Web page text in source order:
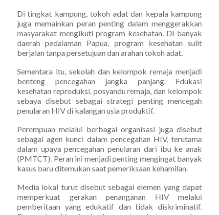
Di tingkat kampung, tokoh adat dan kepala kampung
juga memainkan peran penting dalam menggerakkan
masyarakat mengikuti program kesehatan. Di banyak
daerah pedalaman Papua, program kesehatan sulit
berjalan tanpa persetujuan dan arahan tokoh adat.
Sementara itu, sekolah dan kelompok remaja menjadi
benteng pencegahan jangka panjang. Edukasi
kesehatan reproduksi, posyandu remaja, dan kelompok
sebaya disebut sebagai strategi penting mencegah
penularan HIV di kalangan usia produktif.
Perempuan melalui berbagai organisasi juga disebut
sebagai agen kunci dalam pencegahan HIV, terutama
dalam upaya pencegahan penularan dari ibu ke anak
(PMTCT). Peran ini menjadi penting mengingat banyak
kasus baru ditemukan saat pemeriksaan kehamilan.
Media lokal turut disebut sebagai elemen yang dapat
memperkuat gerakan penanganan HIV melalui
pemberitaan yang edukatif dan tidak diskriminatif.